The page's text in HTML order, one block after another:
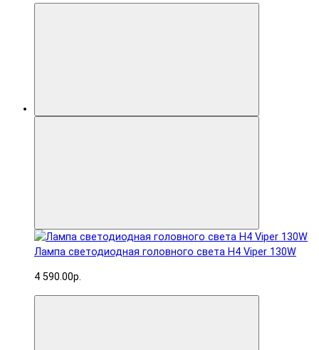
Лампа светодиодная головного света H4 Viper 130W
4 590.00р.